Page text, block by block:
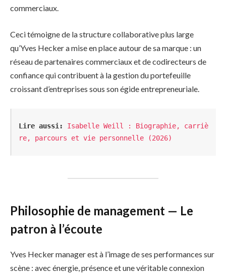
commerciaux.
Ceci témoigne de la structure collaborative plus large
qu’Yves Hecker a mise en place autour de sa marque : un
réseau de partenaires commerciaux et de codirecteurs de
confiance qui contribuent à la gestion du portefeuille
croissant d’entreprises sous son égide entrepreneuriale.
Lire aussi:
Isabelle Weill : Biographie, carriè
re, parcours et vie personnelle (2026)
Philosophie de management — Le
patron à l’écoute
Yves Hecker manager est à l’image de ses performances sur
scène : avec énergie, présence et une véritable connexion